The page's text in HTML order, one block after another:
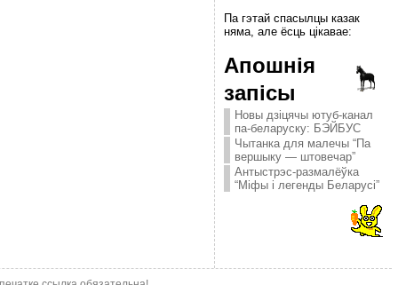
Па гэтай спасылцы казак
няма, але ёсць цікавае:
Апошнія
запісы
Новы дзіцячы ютуб-канал
па-беларуску: БЭЙБУС
Чытанка для малечы “Па
вершыку — штовечар”
Антыстрэс-размалёўка
“Міфы і легенды Беларусі”